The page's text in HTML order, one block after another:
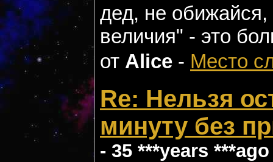
дед, не
величия" - это
от Alice - Место
Re: Нельзя
минуту без
- 35 ***years ***ago